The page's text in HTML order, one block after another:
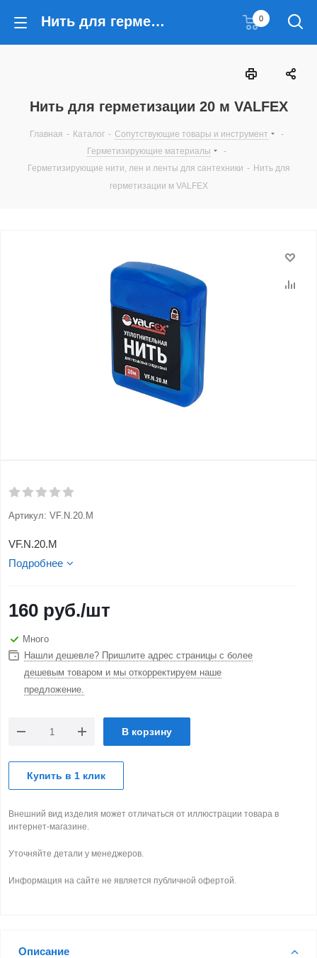
Нить для герметизации 20 м VALFEX 0
Нить для герметизации 20 м VALFEX
Главная - Каталог - Сопутствующие товары и инструмент
-
Герметизирующие материалы
-
Герметизирующие нити, лен и ленты для сантехники - Нить для
герметизации м VALFEX
Артикул: VF.N.20.M
VF.N.20.M
Подробнее
160 руб./шт
Много
Нашли дешевле? Пришлите адрес страницы с более
дешевым товаром и мы откорректируем наше
предложение.
В корзину
Купить в 1 клик
Внешний вид изделия может отличаться от иллюстрации товара в
интернет-магазине.
Уточняйте детали у менеджеров.
Информация на сайте не является публичной офертой.
Описание